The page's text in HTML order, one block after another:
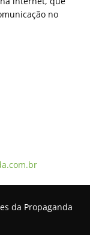
no
da Propaganda